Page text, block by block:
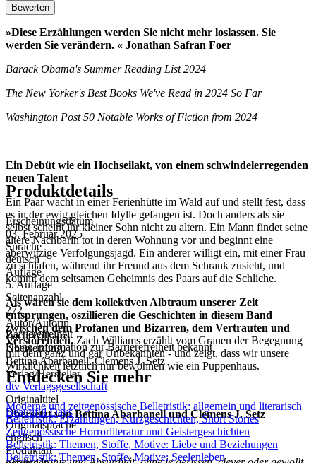
Bewerten
»Diese Erzählungen werden Sie nicht mehr loslassen. Sie
werden Sie verändern. « Jonathan Safran Foer
Barack Obama's Summer Reading List 2024
The New Yorker's Best Books We've Read in 2024 So Far
Washington Post 50 Notable Works of Fiction from 2024
Ein Debüt wie ein Hochseilakt, von einem schwindelerregenden
neuen Talent
Ein Paar wacht in einer Ferienhütte im Wald auf und stellt fest, dass
es in der ewig gleichen Idylle gefangen ist. Doch anders als sie
selbst scheint ihr kleiner Sohn nicht zu altern. Ein Mann findet seine
ältere Nachbarin tot in deren Wohnung vor und beginnt eine
aberwitzige Verfolgungsjagd. Ein anderer willigt ein, mit einer Frau
zu schlafen, während ihr Freund aus dem Schrank zusieht, und
kommt dem seltsamen Geheimnis des Paars auf die Schliche.
Als wären sie dem kollektiven Albtraum unserer Zeit
entsprungen, oszillieren die Geschichten in diesem Band
zwischen dem Profanen und Bizarren, dem Vertrauten und
Verstörenden.Zach Williams erzählt vom Grauen der Begegnung
mit dem ganz und gar Unbekannten - und zeigt, dass wir unsere
Wirklichkeit letztlich nur bewohnen wie ein Puppenhaus.
Übersetzt von Bettina Abarbanell und Clemens J. Setz
Produktdetails
Erscheinungsdatum
03. Februar 2025
Sprache
deutsch
Auflage
5. Auflage
Seitenanzahl
272
Autor/Autorin
Zach Williams
Übersetzung
Bettina Abarbanell, Clemens J. Setz
Verlag/Hersteller
dtv Verlagsgesellschaft
Originaltitel
Beautiful Days
Originalsprache
englisch
Produktart
Barrierefreiheit
Keine Information zur Barrierefreiheit bekannt
Entdecken Sie mehr
Moderne und zeitgenössische Belletristik: allgemein und literarisch
Belletristik: Erzählungen, Kurzgeschichten, Short Stories
Zeitgenössische Horrorliteratur und Geistergeschichten
Belletristik: Themen, Stoffe, Motive: Liebe und Beziehungen
Belletristik: Themen, Stoffe, Motive: Seelenleben